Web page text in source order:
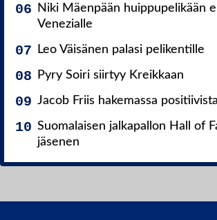
Niki Mäenpään huippupelikään
Venezialle
Leo Väisänen palasi pelikentille
Pyry Soiri siirtyy Kreikkaan
Jacob Friis hakemassa
Suomalaisen jalkapallon Hall of
jäsenen